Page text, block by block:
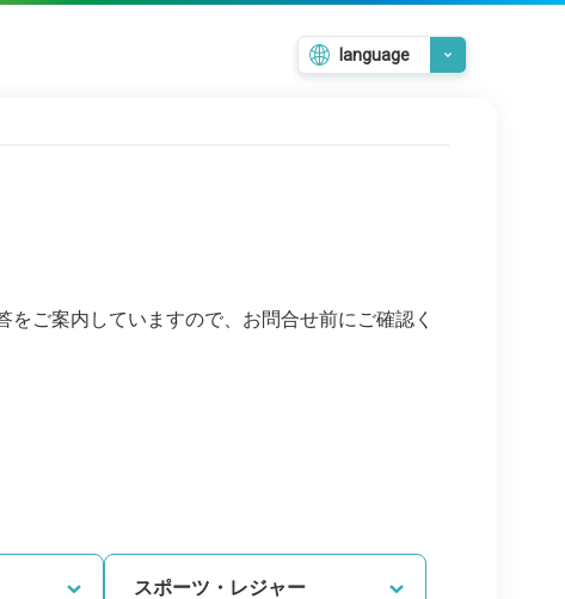
language
ご案内していますので、お問合せ前にご確認く
スポーツ・ レジャー